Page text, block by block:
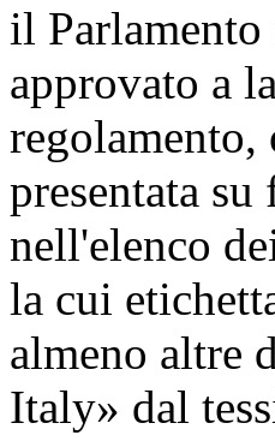
il Parlamento
approvato a
presentata
nell'elenco
la cui
almeno altre
Italy» dal